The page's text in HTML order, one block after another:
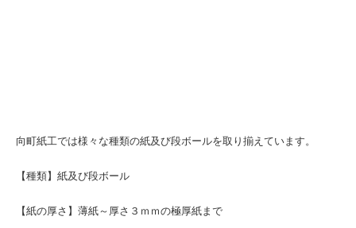
向町紙工では様々な種類の紙及び段ボールを取り揃えています。
【種類】紙及び段ボール
【紙の厚さ】薄紙～厚さ３ｍｍの極厚紙まで